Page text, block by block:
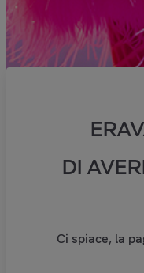
DI
Ci spiace, la